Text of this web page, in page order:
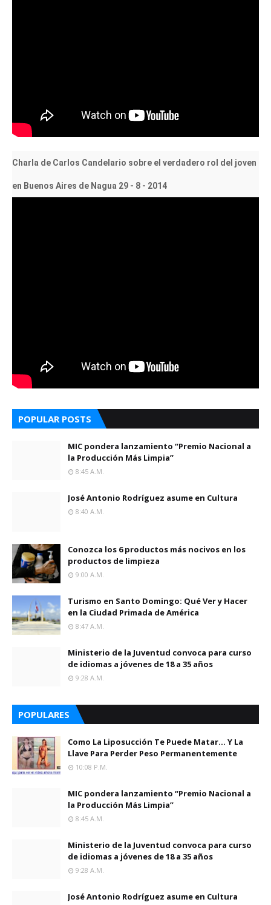
Charla de Carlos Candelario sobre el verdadero rol del joven
en Buenos Aires de Nagua 29 - 8 - 2014
POPULAR POSTS
MIC pondera lanzamiento “Premio Nacional a
la Producción Más Limpia”
8:45 A.m.
José Antonio Rodríguez asume en Cultura
8:40 A.m.
Conozca los 6 productos más nocivos en los
productos de limpieza
9:00 A.m.
Turismo en Santo Domingo: Qué Ver y Hacer
en la Ciudad Primada de América
8:47 A.m.
Ministerio de la Juventud convoca para curso
de idiomas a jóvenes de 18 a 35 años
9:28 A.m.
POPULARES
Como La Liposucción Te Puede Matar… Y La
Llave Para Perder Peso Permanentemente
10:08 P.m.
MIC pondera lanzamiento “Premio Nacional a
la Producción Más Limpia”
8:45 A.m.
Ministerio de la Juventud convoca para curso
de idiomas a jóvenes de 18 a 35 años
9:28 A.m.
José Antonio Rodríguez asume en Cultura